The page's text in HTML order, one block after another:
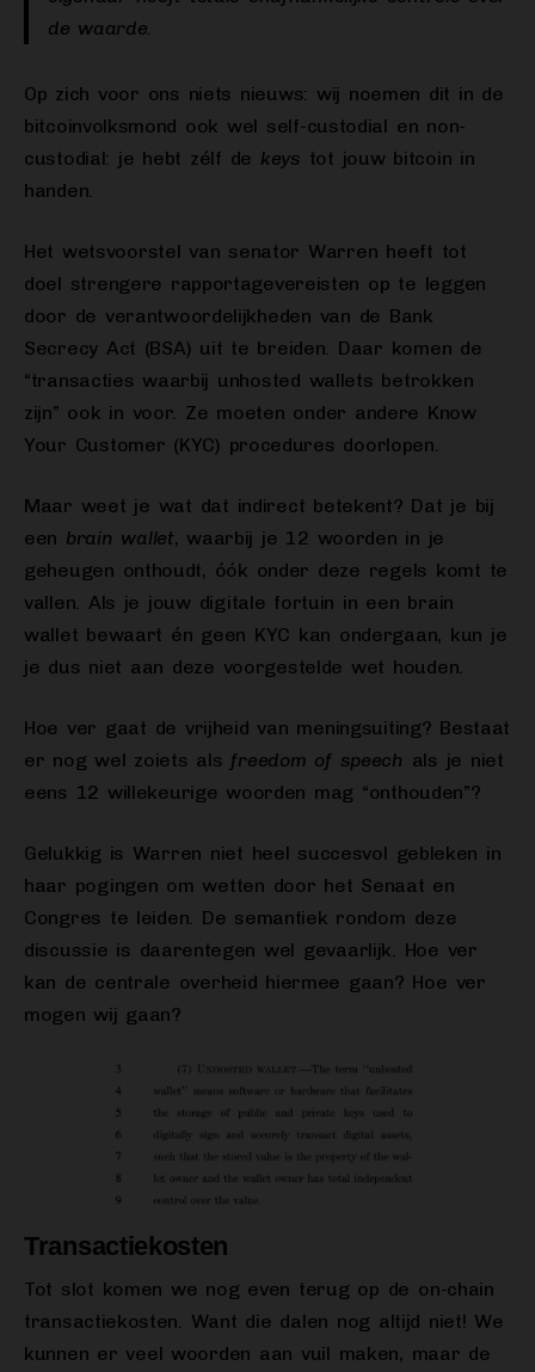
de waarde.
Op zich voor ons niets nieuws: wij noemen dit in de
bitcoinvolksmond ook wel self-custodial en non-
custodial: je hebt zélf de keys tot jouw bitcoin in
handen.
Het wetsvoorstel van senator Warren heeft tot
doel strengere rapportagevereisten op te leggen
door de verantwoordelijkheden van de Bank
Secrecy Act (BSA) uit te breiden. Daar komen de
“transacties waarbij unhosted wallets betrokken
zijn” ook in voor. Ze moeten onder andere Know
Your Customer (KYC) procedures doorlopen.
Maar weet je wat dat indirect betekent? Dat je bij
een brain wallet, waarbij je 12 woorden in je
geheugen onthoudt, óók onder deze regels komt te
vallen. Als je jouw digitale fortuin in een brain
wallet bewaart én geen KYC kan ondergaan, kun je
je dus niet aan deze voorgestelde wet houden.
Hoe ver gaat de vrijheid van meningsuiting? Bestaat
er nog wel zoiets als freedom of speech als je niet
eens 12 willekeurige woorden mag “onthouden”?
Gelukkig is Warren niet heel succesvol gebleken in
haar pogingen om wetten door het Senaat en
Congres te leiden. De semantiek rondom deze
discussie is daarentegen wel gevaarlijk. Hoe ver
kan de centrale overheid hiermee gaan? Hoe ver
mogen wij gaan?
Transactiekosten
Tot slot komen we nog even terug op de on-chain
transactiekosten. Want die dalen nog altijd niet! We
kunnen er veel woorden aan vuil maken, maar de